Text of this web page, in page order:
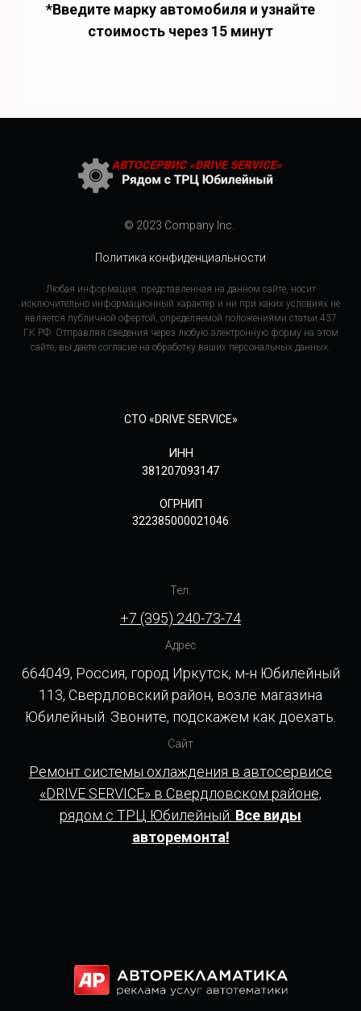
*Введите марку автомобиля и узнайте
стоимость через 15 минут
© 2023 Company Inc.
Политика конфиденциальности
Любая информация, представленная на данном сайте, носит
исключительно информационный характер и ни при каких условиях не
является публичной офертой, определяемой положениями статьи 437
ГК РФ. Отправляя сведения через любую электронную форму на этом
сайте, вы даете согласие на обработку ваших персональных данных.
СТО «DRIVE SERVICE»
ИНН
381207093147
ОГРНИП
322385000021046
Тел.
+7 (395) 240-73-74
Адрес
664049, Россия, город Иркутск, м-н Юбилейный
113, Свердловский район, возле магазина
Юбилейный. Звоните, подскажем как доехать.
Сайт
Ремонт системы охлаждения в автосервисе
«DRIVE SERVICE» в Свердловском районе,
рядом с ТРЦ Юбилейный. Все виды
авторемонта!